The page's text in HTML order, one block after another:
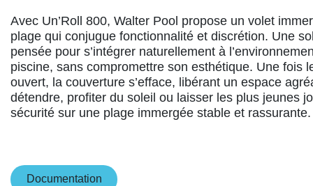
Avec Un’Roll 800, Walter Pool propose un volet
plage qui conjugue fonctionnalité et discrétion. Une
pensée pour s’intégrer naturellement à
piscine, sans compromettre son esthétique. Une fois
ouvert, la couverture s’efface, libérant un espace
détendre, profiter du soleil ou laisser les plus jeunes
sécurité sur une plage immergée stable et rassurante.
Documentatio​​n